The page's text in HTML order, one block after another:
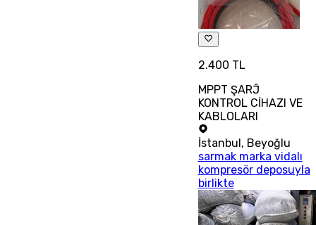
2.400 TL
MPPT ŞARĴ
KONTROL CİHAZI VE
KABLOLARI
İstanbul, Beyoğlu
sarmak marka vidalı
kompresör deposuyla
birlikte